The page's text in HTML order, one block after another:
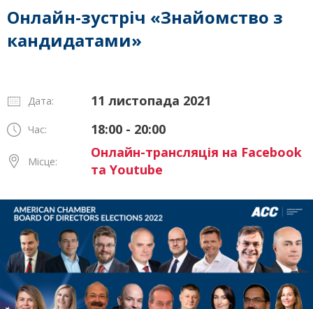
Онлайн-зустріч «Знайомство з
кандидатами»
Дата: 11 листопада 2021
Час: 18:00 - 20:00
Місце:
Онлайн-трансляція на Facebook
та Youtube